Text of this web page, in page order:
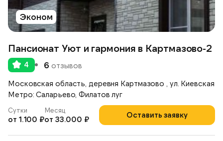
Эконом
Пансионат Уют и гармония в Картмазово-2
4 6 отзывов
Московская область, деревня Картмазово , ул. Киевская
Метро: Саларьево, Филатов луг
Оставить заявку
Сутки
от 1.100 ₽
Месяц
от 33.000 ₽